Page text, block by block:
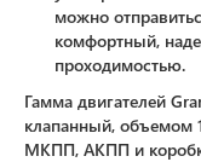
можно
комфортный,
проходимостью.
Гамма двигателей
клапанный, объемом
МКПП, АКПП и